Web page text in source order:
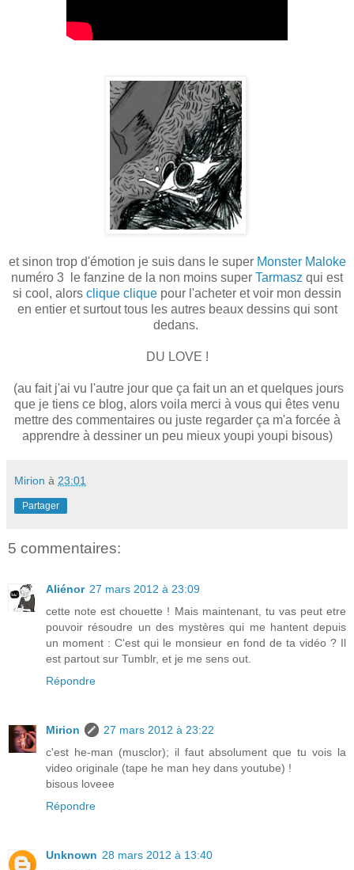
et sinon trop d'émotion je suis dans le super Monster Maloke
numéro 3 le fanzine de la non moins super Tarmasz qui est
si cool, alors clique clique pour l'acheter et voir mon dessin
en entier et surtout tous les autres beaux dessins qui sont
dedans.
DU LOVE !
(au fait j'ai vu l'autre jour que ça fait un an et quelques jours
que je tiens ce blog, alors voila merci à vous qui êtes venu
mettre des commentaires ou juste regarder ça m'a forcée à
apprendre à dessiner un peu mieux youpi youpi bisous)
Mirion à 23:01
Partager
5 commentaires:
Aliénor 27 mars 2012 à 23:09
cette note est chouette ! Mais maintenant, tu vas peut etre
pouvoir résoudre un des mystères qui me hantent depuis
un moment : C'est qui le monsieur en fond de ta vidéo ? Il
est partout sur Tumblr, et je me sens out.
Répondre
Mirion
27 mars 2012 à 23:22
c'est he-man (musclor); il faut absolument que tu vois la
video originale (tape he man hey dans youtube) !
bisous loveee
Répondre
Unknown 28 mars 2012 à 13:40